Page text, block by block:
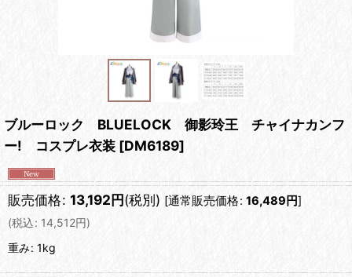
ブルーロック BLUELOCK 御影玲王 チャイナカンフ
ー! コスプレ衣装 [DM6189]
販売価格: 13,192円(税別) [通常販売価格: 16,489 円]
(税込: 14,512円)
重み: 1kg